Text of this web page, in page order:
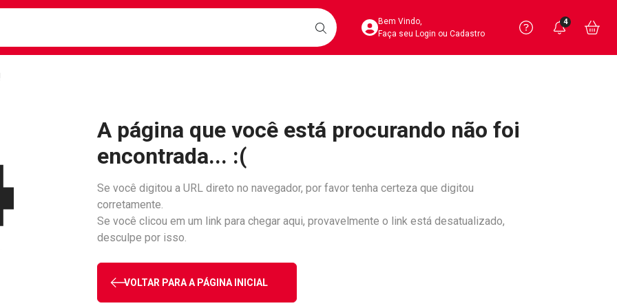
BUSCARAcesse sua Conta
Bem Vindo,
Faça seu Login ou Cadastro
Precisa
Ver Recursos
Você
4
A página que você está procurando não foi
encontrada... :(
Se você digitou a URL direto no navegador, por favor tenha certeza que digitou
corretamente.
Se você clicou em um link para chegar aqui, provavelmente o link está desatualizado,
desculpe por isso.
VOLTAR PARA A PÁGINA INICIAL